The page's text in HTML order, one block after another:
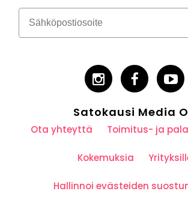
Satokausi Media
Ota yhteyttä Toimitus- ja
Kokemuksia
Hallinnoi evästeiden